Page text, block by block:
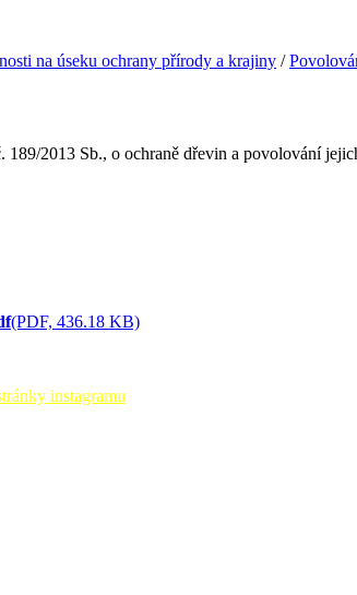
na úseku ochrany přírody a krajiny /
2013 Sb., o ochraně dřevin a povolování
(PDF, 436.18 KB)